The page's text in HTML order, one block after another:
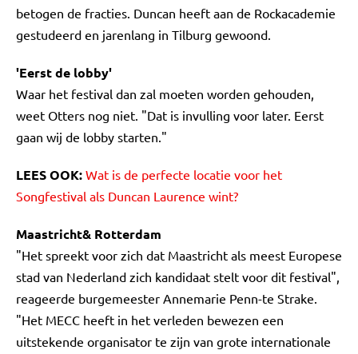
betogen de fracties. Duncan heeft aan de Rockacademie
gestudeerd en jarenlang in Tilburg gewoond.
'Eerst de lobby'
Waar het festival dan zal moeten worden gehouden,
weet Otters nog niet. "Dat is invulling voor later. Eerst
gaan wij de lobby starten."
LEES OOK: Wat is de perfecte locatie voor het
Songfestival als Duncan Laurence wint?
Maastricht& Rotterdam
"Het spreekt voor zich dat Maastricht als meest Europese
stad van Nederland zich kandidaat stelt voor dit festival",
reageerde burgemeester Annemarie Penn-te Strake.
"Het MECC heeft in het verleden bewezen een
uitstekende organisator te zijn van grote internationale